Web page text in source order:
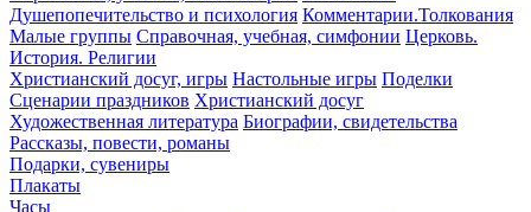
Душепопечительство и психология Комментарии.Толкования
Малые группы Справочная, учебная, симфонии Церковь.
История. Религии
Христианский досуг, игры Настольные игры Поделки
Сценарии праздников Христианский досуг
Художественная литература Биографии, свидетельства
Рассказы, повести, романы
Подарки, сувениры
Плакаты
Часы